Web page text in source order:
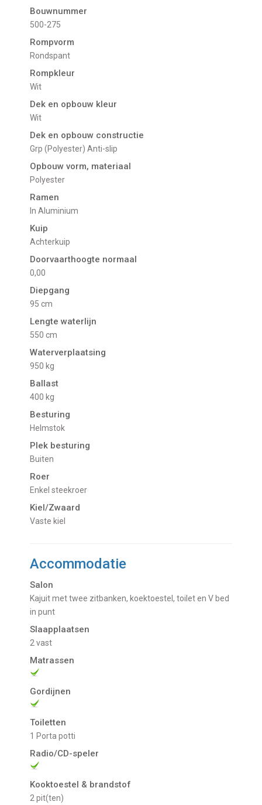
Bouwnummer
500-275
Rompvorm
Rondspant
Rompkleur
Wit
Dek en opbouw kleur
Wit
Dek en opbouw constructie
Grp (Polyester) Anti-slip
Opbouw vorm, materiaal
Polyester
Ramen
in Aluminium
Kuip
Achterkuip
Doorvaarthoogte normaal
0,00
Diepgang
95 cm
Lengte waterlijn
550 cm
Waterverplaatsing
950 kg
Ballast
400 kg
Besturing
Helmstok
Plek besturing
Buiten
Roer
Enkel steekroer
Kiel/Zwaard
vaste kiel
Accommodatie
Salon
Kajuit met twee zitbanken, koektoestel, toilet en V bed
in punt
Slaapplaatsen
2 vast
Matrassen
Gordijnen
Toiletten
1 Porta potti
Radio/CD-speler
Kooktoestel & brandstof
2 pit(ten)